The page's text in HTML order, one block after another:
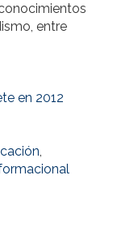
entre
en 2012
,